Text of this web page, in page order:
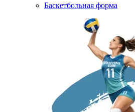
Баскетбольная форма